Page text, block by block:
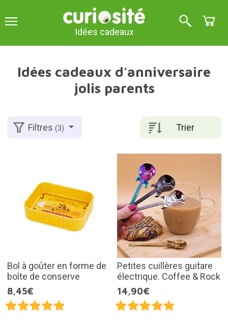
Idées cadeaux
Idées cadeaux d'anniversaire
jolis parents
Trier
Filtres(3)
Bol à goûter en forme de
boîte de conserve
8,45€
Petites cuillères guitare
électrique. Coffee & Rock
14,90€